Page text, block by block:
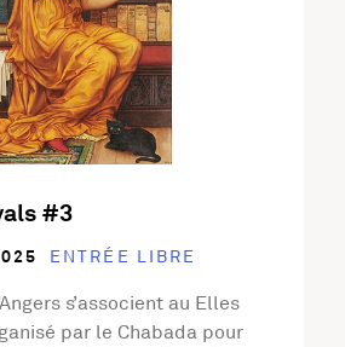
#3
ENTRÉE LIBRE
s’associent au Elles
par le Chabada pour